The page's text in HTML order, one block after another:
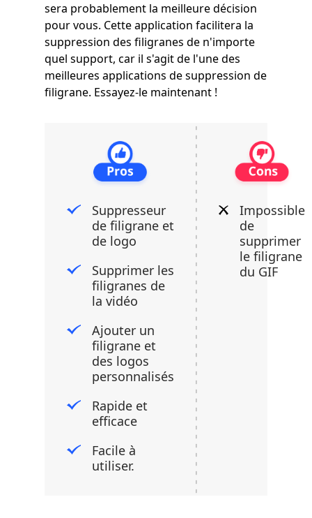
sera probablement la meilleure décision
pour vous. Cette application facilitera la
suppression des filigranes de n'importe
quel support, car il s'agit de l'une des
meilleures applications de suppression de
filigrane. Essayez-le maintenant !
Suppresseur
de filigrane et
de logo
Supprimer les
filigranes de
la vidéo
Ajouter un
filigrane et
des logos
personnalisés
Rapide et
efficace
Facile à
utiliser.
Impossible
de
supprimer
le filigrane
du GIF